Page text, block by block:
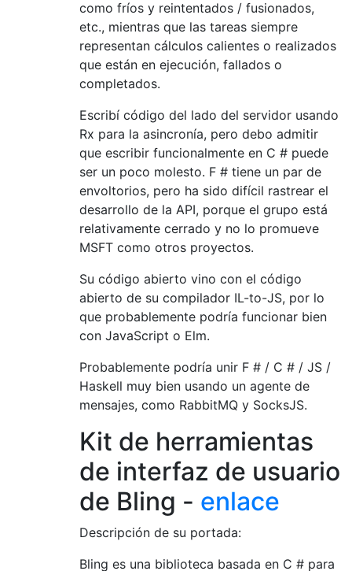
como fríos y reintentados / fusionados,
etc., mientras que las tareas siempre
representan cálculos calientes o realizados
que están en ejecución, fallados o
completados.
Escribí código del lado del servidor usando
Rx para la asincronía, pero debo admitir
que escribir funcionalmente en C # puede
ser un poco molesto. F # tiene un par de
envoltorios, pero ha sido difícil rastrear el
desarrollo de la API, porque el grupo está
relativamente cerrado y no lo promueve
MSFT como otros proyectos.
Su código abierto vino con el código
abierto de su compilador IL-to-JS, por lo
que probablemente podría funcionar bien
con JavaScript o Elm.
Probablemente podría unir F # / C # / JS /
Haskell muy bien usando un agente de
mensajes, como RabbitMQ y SocksJS.
Kit de herramientas
de interfaz de usuario
de Bling - enlace
Descripción de su portada:
Bling es una biblioteca basada en C # para